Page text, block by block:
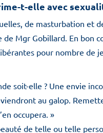
t-elle avec
de masturbation et
Mgr Gobillard. En bon
pour nombre de
soit-elle ? Une envie
au galop.
occupera. »
de telle ou telle